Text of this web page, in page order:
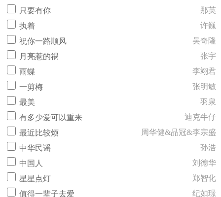
只要有你
那英
执着
许巍
祝你一路顺风
吴奇隆
月亮惹的祸
张宇
雨蝶
李翊君
一剪梅
张明敏
最美
羽泉
有多少爱可以重来
迪克牛仔
最近比较烦
周华健&品冠&李宗盛
中华民谣
孙浩
中国人
刘德华
星星点灯
郑智化
值得一辈子去爱
纪如璟